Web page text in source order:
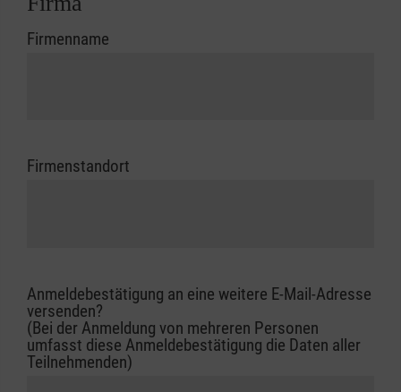
Firmenname
Firmenstandort
Anmeldebestätigung an eine weitere E-Mail-Adresse
versenden?
(Bei der Anmeldung von mehreren Personen
umfasst diese Anmeldebestätigung die Daten aller
Teilnehmenden)